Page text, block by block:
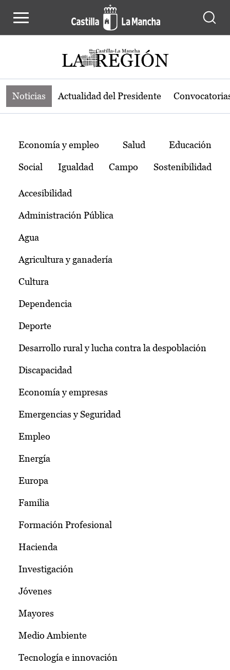
Noticias de la región de Castilla-La
Noticias Actualidad del Presidente
Temas
Economía y empleo Salud Educación
Social Igualdad Campo Sostenibilidad
Accesibilidad
Administración Pública
Agua
Agricultura y ganadería
Cultura
Dependencia
Deporte
Desarrollo rural y lucha contra la despoblación
Discapacidad
Economía y empresas
Emergencias y Seguridad
Empleo
Energía
Europa
Familia
Formación Profesional
Hacienda
Investigación
Jóvenes
Mayores
Medio Ambiente
Tecnología e innovación